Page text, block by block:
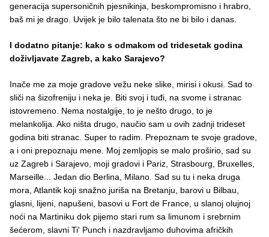
generacija supersoničnih pjesnikinja, beskompromisno i hrabro,
baš mi je drago. Uvijek je bilo talenata što ne bi bilo i danas.
I dodatno pitanje: kako s odmakom od tridesetak godina
doživljavate Zagreb, a kako Sarajevo?
Inače me za moje gradove vežu neke slike, mirisi i okusi. Sad to
sliči na šizofreniju i neka je. Biti svoj i tuđi, na svome i stranac
istovremeno. Nema nostalgije, to je nešto drugo, to je
melankolija. Ako ništa drugo, naučio sam u ovih zadnji trideset
godina biti stranac. Super to radim. Prepoznam te svoje gradove,
a i oni prepoznaju mene. Moj zemljopis se malo proširio, sad su
uz Zagreb i Sarajevo, moji gradovi i Pariz, Strasbourg, Bruxelles,
Marseille... Jedan dio Berlina, Milano. Sad su tu i neka druga
mora, Atlantik koji snažno juriša na Bretanju, barovi u Bilbau,
glasni, lijeni, napušeni, basovi u Fort de France, u slanoj olujnoj
noći na Martiniku dok pijemo stari rum sa limunom i srebrnim
šećerom, slavni Ti' Punch i nazdravljamo duhovima afričkih